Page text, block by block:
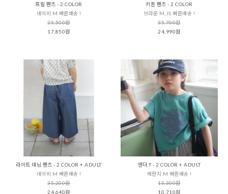
프릴 팬츠 - 2 COLOR
네이비 M 빠른배송 !
25,500원
17,850원
키튼 팬츠 - 2 COLOR
브라운 M,JS 빠른배송 !
35,700원
24,990원
라이트 데님 팬츠 - 2 COLOR + ADULT
네이비 M 빠른배송 !
35,200원
24,640원
앤더 T - 2 COLOR + ADULT
메란지 M 빠른배송 !
15,300원
10,710원